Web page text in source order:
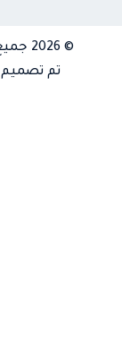
a
g
r
a
k
تم تصميم